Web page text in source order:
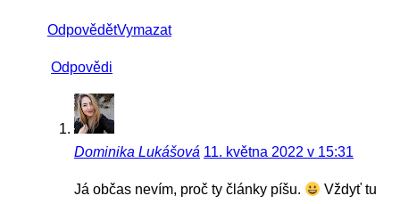
OdpovědětVymazat
Odpovědi
Dominika Lukášová 11. května 2022 v 15:31
Já občas nevím, proč ty články píšu.
Vždyť tu